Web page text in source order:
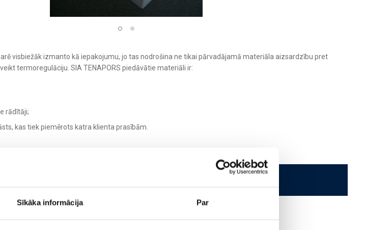
Sīkāka informācija Par
visbiežāk izmanto kā iepakojumu, jo tas nodrošina ne tikai pārvadājamā materiāla aizsardzību pret
termoregulāciju. SIA TENAPORS piedāvātie materiāli ir:
rādītāji;
kas tiek piemērots katra klienta prasībām.
priekšrocības ir: